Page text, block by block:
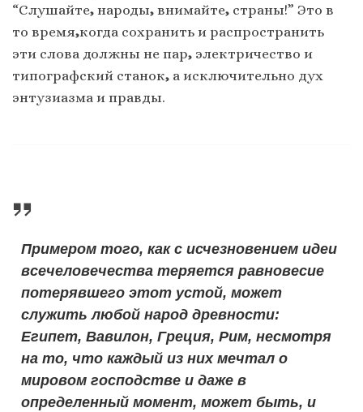
“Слушайте, народы, внимайте, страны!” Это в
то время,когда сохранить и распространить
эти слова должны не пар, электричество и
типографский станок, а исключительно дух
энтузиазма и правды.
Примером того, как с исчезновением идеи
всечеловечества теряется равновесие
потерявшего этот устой, может
служить любой народ древности:
Египет, Вавилон, Греция, Рим, несмотря
на то, что каждый из них мечтал о
мировом господстве и даже в
определенный момент, может быть, и